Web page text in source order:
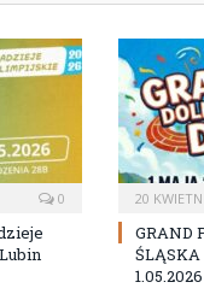
0 20
GRAND
ŚLĄSKA